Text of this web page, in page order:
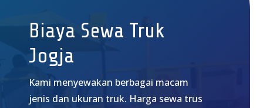
Biaya Sewa Truk
Jogja
Kami menyewakan berbagai macam
jenis dan ukuran truk. Harga sewa trus